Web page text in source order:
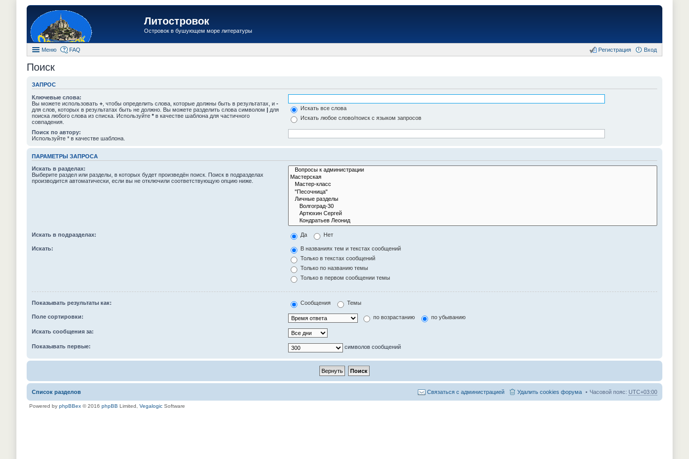
Литостровок
Островок в бушующем море литературы
Меню FAQ Вход
Регистрация
Поиск
ЗАПРОС
Ключевые слова:
Вы можете использовать + , чтобы определить слова, которые должны быть в результатах, и -
для слов, которых в результатах быть не должно. Вы можете разделить слова символом | для
поиска любого слова из списка. Используйте * в качестве шаблона для частичного
совпадения.
Искать все слова
Искать любое слово/поиск с языком запросов
Поиск по автору:
Используйте * в качестве шаблона.
ПАРАМЕТРЫ ЗАПРОСА
Искать в разделах:
Выберите раздел или разделы, в которых будет произведён поиск. Поиск в подразделах
производится автоматически, если вы не отключили соответствующую опцию ниже.
Искать в подразделах: Да Нет
Искать:
В названиях тем и текстах сообщений
Только в текстах сообщений
Только по названию темы
Только в первом сообщении темы
Показывать результаты как: Сообщения Темы
Поле сортировки: по возрастанию по убыванию
Искать сообщения за:
Показывать первые: символов сообщений
Список разделов Часовой пояс: UTC+03:00
Удалить cookies форума
Связаться с администрацией
Powered by phpBBex © 2016 phpBB Limited, Vegalogic Software